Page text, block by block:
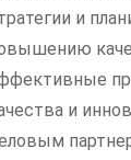
и
и